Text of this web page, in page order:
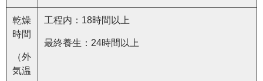
乾燥
時間
（外
気温
工程内：18時間以上
最終養生：24時間以上